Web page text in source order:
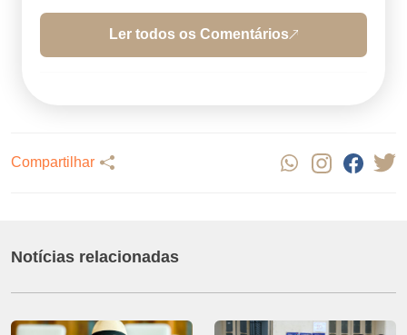
Ler todos os Comentários
Compartilhar
Notícias relacionadas